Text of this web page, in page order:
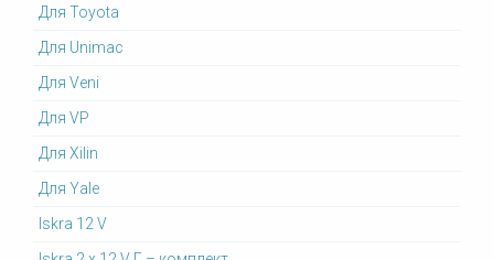
Для Toyota
Для Unimac
Для Veni
Для VP
Для Xilin
Для Yale
Iskra 12 V